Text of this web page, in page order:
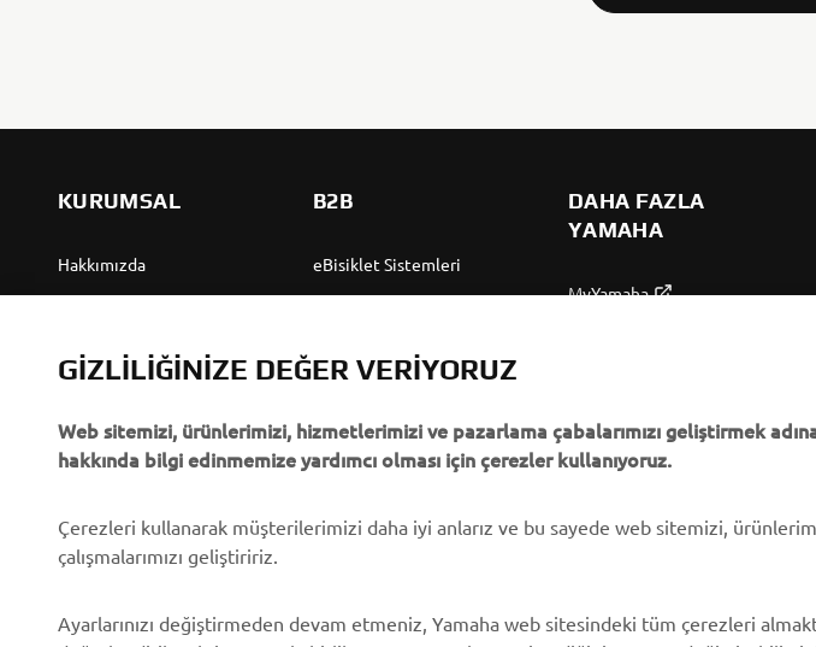
KURUMSAL
Hakkımızda
Olaylar
Broşürler
Yamaha Bayisi Olmak
İnsan Hakları Politikası
Politikası
B2B
eBisiklet Sistemleri
Sürücü kursları
Ortaklıklar
Yamalube Safety Data
DAHA FAZLA
YAMAHA
MyYamaha
Yamaha Motor Global
Mobil Uygulamalar
GIZLILIĞINIZE DEĞER VERIYORUZ
Web sitemizi, ürünlerimizi, hizmetlerimizi ve pazarlama çabalarımızı geliştirmek
hakkında bilgi edinmemize yardımcı olması için çerezler kullanıyoruz.
Çerezleri kullanarak müşterilerimizi daha iyi anlarız ve bu sayede web sitemizi,
çalışmalarımızı geliştiririz.
Ayarlarınızı değiştirmeden devam etmeniz, Yamaha web sitesindeki tüm çerezleri